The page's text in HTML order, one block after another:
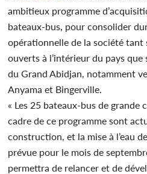
ambitieux programme
bateaux-bus, pour consolider
opérationnelle de la société tant
ouverts à l’intérieur du pays que
du Grand Abidjan, notamment
Anyama et Bingerville.
« Les 25 bateaux-bus de grande
cadre de ce programme sont
construction, et la mise à l’eau
prévue pour le mois de
permettra de relancer et de